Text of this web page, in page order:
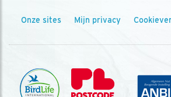
Onze sites Mijn privacy